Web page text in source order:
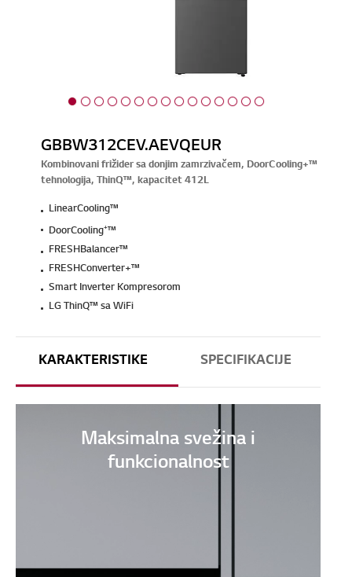
GBBW312CEV.AEVQEUR
Kombinovani frižider sa donjim zamrzivačem, DoorCooling+™
tehnologija, ThinQ™, kapacitet 412L
LinearCooling™
DoorCooling⁺™
FRESHBalancer™
FRESHConverter+™
Smart Inverter Kompresorom
LG ThinQ™ sa WiFi
KARAKTERISTIKE SPECIFIKACIJE
Maksimalna svežina i
funkcionalnost